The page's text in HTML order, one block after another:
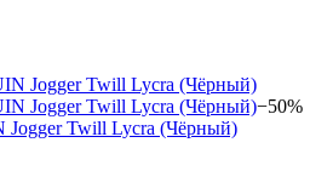
−50%
Twill Lycra (Чёрный)